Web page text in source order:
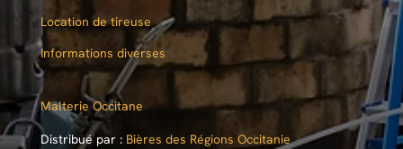
Location de tireuse
Informations diverses
Malterie Occitane
Distribué par : Bières des Régions Occitanie